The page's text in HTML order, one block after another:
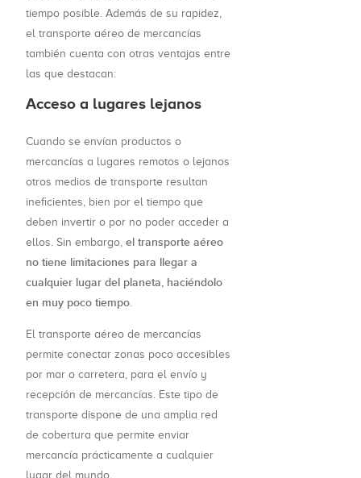
tiempo posible. Además de su rapidez,
el transporte aéreo de mercancías
también cuenta con otras ventajas entre
las que destacan:
Acceso a lugares lejanos
Cuando se envían productos o
mercancías a lugares remotos o lejanos
otros medios de transporte resultan
ineficientes, bien por el tiempo que
deben invertir o por no poder acceder a
ellos. Sin embargo, el transporte aéreo
no tiene limitaciones para llegar a
cualquier lugar del planeta, haciéndolo
en muy poco tiempo
El transporte aéreo de mercancías
permite conectar zonas poco accesibles
por mar o carretera, para el envío y
recepción de mercancías. Este tipo de
transporte dispone de una amplia red
de cobertura que permite enviar
mercancía prácticamente a cualquier
lugar del mundo.